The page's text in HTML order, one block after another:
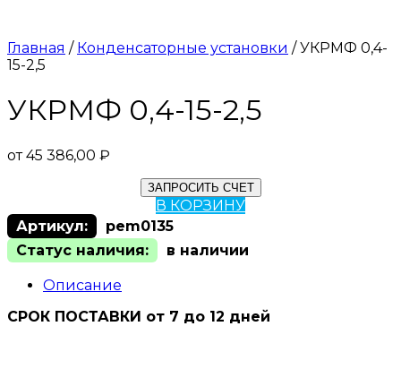
Главная / Конденсаторные установки / УКРМФ 0,4-
15-2,5
УКРМФ 0,4-15-2,5
от45 386,00 ₽
ЗАПРОСИТЬ СЧЕТ
В КОРЗИНУ
Артикул:
pem0135
Статус наличия:
в наличии
Описание
СРОК ПОСТАВКИ от 7 до 12 дней